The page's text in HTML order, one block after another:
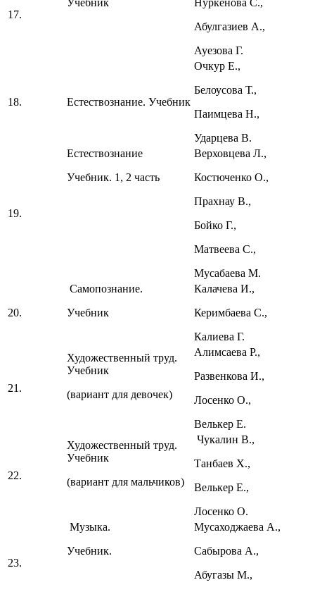
17.
Учебник
Нуркенова С.,
Абулгазиев А.,
Ауезова Г.
18. Естествознание. Учебник
Очкур Е.,
Белоусова Т.,
Паимцева Н.,
Ударцева В.
19.
Естествознание
Учебник. 1, 2 часть
Верховцева Л.,
Костюченко О.,
Прахнау В.,
Бойко Г.,
Матвеева С.,
Мусабаева М.
20.
Самопознание.
Учебник
Калачева И.,
Керимбаева С.,
Калиева Г.
21.
Художественный труд.
Учебник
(вариант для девочек)
Алимсаева Р.,
Развенкова И.,
Лосенко О.,
Велькер Е.
22.
Художественный труд.
Учебник
(вариант для мальчиков)
Чукалин В.,
Танбаев Х.,
Велькер Е.,
Лосенко О.
23.
Музыка.
Учебник.
Мусаходжаева А.,
Сабырова А.,
Абугазы М.,